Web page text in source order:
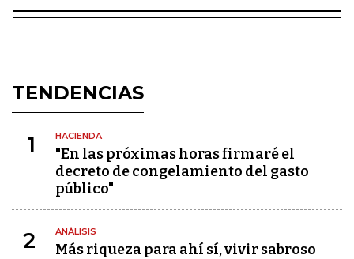
TENDENCIAS
1 HACIENDA
"En las próximas horas firmaré el
decreto de congelamiento del gasto
público"
2 ANÁLISIS
Más riqueza para ahí sí, vivir sabroso